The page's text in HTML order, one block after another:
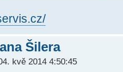
Šilera
kvě 2014 4:50:45